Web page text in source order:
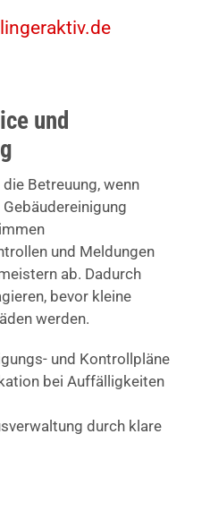
und
Betreuung, wenn
und Meldungen
ab. Dadurch
bevor kleine
werden.
und Kontrollpläne
bei Auffälligkeiten
durch klare